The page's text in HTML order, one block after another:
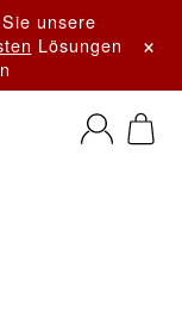
unsere
Lösungen
×